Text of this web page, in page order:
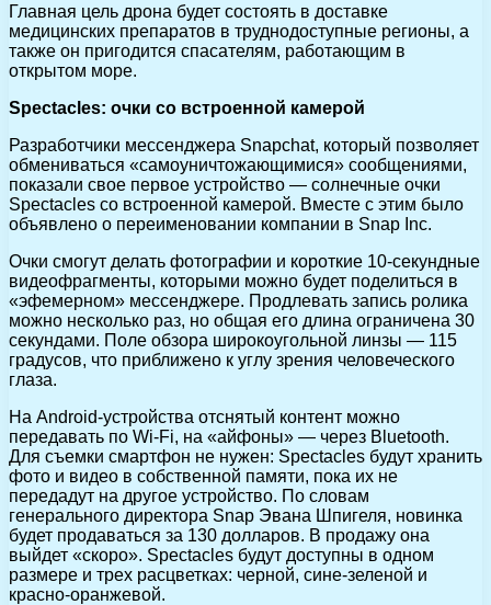
Главная цель дрона будет состоять в доставке
медицинских препаратов в труднодоступные регионы, а
также он пригодится спасателям, работающим в
открытом море.
Spectacles: очки со встроенной камерой
Разработчики мессенджера Snapchat, который позволяет
обмениваться «самоуничтожающимися» сообщениями,
показали свое первое устройство — солнечные очки
Spectacles со встроенной камерой. Вместе с этим было
объявлено о переименовании компании в Snap Inc.
Очки смогут делать фотографии и короткие 10-секундные
видеофрагменты, которыми можно будет поделиться в
«эфемерном» мессенджере. Продлевать запись ролика
можно несколько раз, но общая его длина ограничена 30
секундами. Поле обзора широкоугольной линзы — 115
градусов, что приближено к углу зрения человеческого
глаза.
На Android-устройства отснятый контент можно
передавать по Wi-Fi, на «айфоны» — через Bluetooth.
Для съемки смартфон не нужен: Spectacles будут хранить
фото и видео в собственной памяти, пока их не
передадут на другое устройство. По словам
генерального директора Snap Эвана Шпигеля, новинка
будет продаваться за 130 долларов. В продажу она
выйдет «скоро». Spectacles будут доступны в одном
размере и трех расцветках: черной, сине-зеленой и
красно-оранжевой.